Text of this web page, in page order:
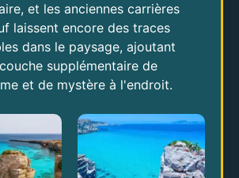
et les anciennes carrières
laissent encore des traces
dans le paysage, ajoutant
supplémentaire de
et de mystère à l'endroit.